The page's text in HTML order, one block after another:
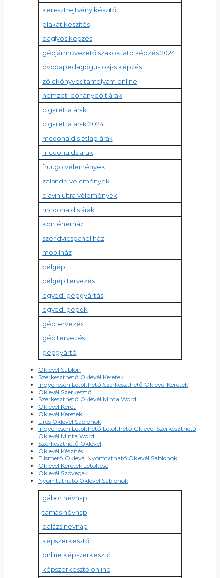
keresztrejtvény készítő
plakát készítés
baglyos képzés
gépjárművezető szakoktató képzés 2024
óvodapedagógus okj-s képzés
zöldkönyves tanfolyam online
nemzeti dohánybolt árak
cigaretta árak
cigaretta árak 2024
mcdonald's étlap árak
mcdonalds árak
fruugo vélemények
zalando vélemények
clavin ultra vélemények
mcdonald's árak
konténerház
szendvicspanel ház
mobilház
célgép
célgép tervezés
egyedi gépgyártás
egyedi gépek
géptervezés
gép tervezés
gépgyártó
Oklevél Sablon
Szerkeszthető Oklevél Keretek
Ingyenesen Letölthető Szerkeszthető Oklevél Keretek
Oklevél Szerkesztő
Szerkeszthető Oklevél Minta Word
Oklevél Keret
Oklevél Keretek
Üres Oklevél Sablonok
Ingyenesen Letölthető Letölthető Oklevél Szerkeszthető
Oklevél Minta Word
Szerkeszthető Oklevél
Oklevél Készítés
Elismerő Oklevél Nyomtatható Oklevél Sablonok
Oklevél Keretek Letöltése
Oklevél Szövegek
Nyomtatható Oklevél Sablonok
gábor névnap
tamás névnap
balázs névnap
képszerkesztő
online képszerkesztő
képszerkesztő online